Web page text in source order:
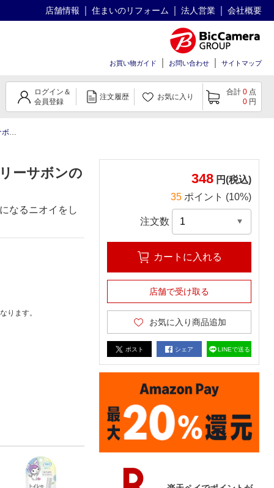
店舗情報 住まいのリフォーム 法人営業 会社概要
お買い物ガイド お問い合わせ サイトマップ
ログイン＆
会員登録
注文履歴 お気に入り
合計 0 点
0 円
ーサボンの
なるニオイをし
ります。
348 円(税込)
35 ポイント (10%)
注文数
カートに入れる
店舗で受け取る
お気に入り商品追加
ポスト シェア LINEで送る